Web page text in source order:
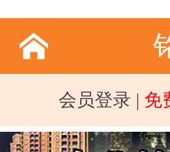
会员登录 | 免